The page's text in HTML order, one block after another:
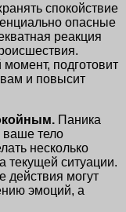
спокойствие
опасные
реакция
момент, подготовит
и повысит
Паника
ваше тело
несколько
текущей ситуации.
действия могут
эмоций, а